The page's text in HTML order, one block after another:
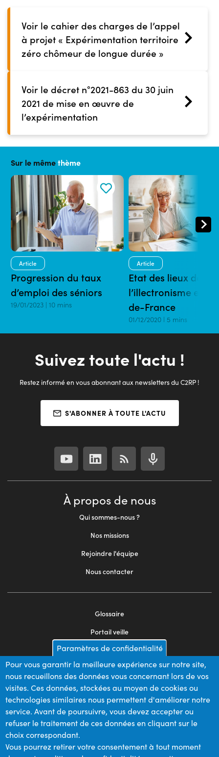
Voir le cahier des charges de l’appel
à projet « Expérimentation territoire
zéro chômeur de longue durée »
Voir le décret n°2021-863 du 30 juin
2021 de mise en œuvre de
l’expérimentation
Sur le mêmethème
Article
Progression du taux
d’emploi des séniors
19/01/2023 | 10 mins
Article
Etat des lieux de
l’illectronisme en
de-France
01/12/2020 | 5 mins
Suivez toute l'actu !
Restez informé en vous abonnant aux newsletters du C2RP !
S'ABONNER À TOUTE L'ACTU
À propos de nous
Qui sommes-nous ?
Nos missions
Rejoindre l'équipe
Nous contacter
2
Glossaire
Portail veille
Mentions légales
Appels d'offres
Plan du site
Nos financeurs
Paramètres de confidentialité
Pour vous garantir la meilleure expérience sur notre site,
nous recueillons des données vous concernant lors de vos
visites. Ces données, stockées au moyen de cookies ou
technologies similaires nous permettent d'améliorer notre
service. Avant de poursuivre, vous devez accepter ou
refuser le traitement de ces données en cliquant sur le
choix correspondant.
Vous pourrez retirer votre consentement à tout moment